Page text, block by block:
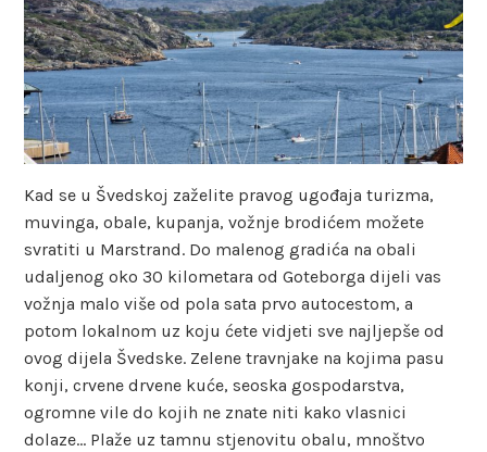
Kad se u Švedskoj zaželite pravog ugođaja turizma,
muvinga, obale, kupanja, vožnje brodićem možete
svratiti u Marstrand. Do malenog gradića na obali
udaljenog oko 30 kilometara od Goteborga dijeli vas
vožnja malo više od pola sata prvo autocestom, a
potom lokalnom uz koju ćete vidjeti sve najljepše od
ovog dijela Švedske. Zelene travnjake na kojima pasu
konji, crvene drvene kuće, seoska gospodarstva,
ogromne vile do kojih ne znate niti kako vlasnici
dolaze… Plaže uz tamnu stjenovitu obalu, mnoštvo